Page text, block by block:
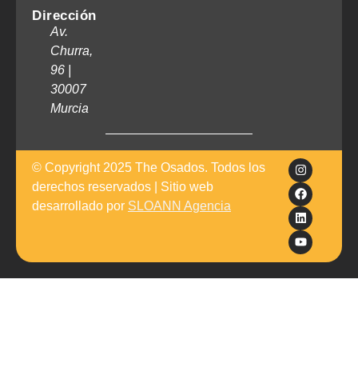
Dirección
Av.
Churra,
96 |
30007
Murcia
© Copyright 2025 The Osados. Todos los
derechos reservados | Sitio web
desarrollado por SLOANN Agencia